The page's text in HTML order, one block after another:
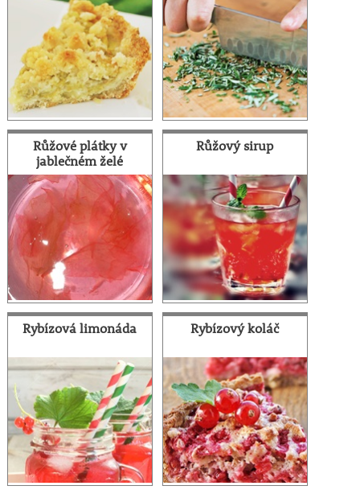
Růžové plátky v
jablečném želé
Růžový sirup
Rybízová limonáda Rybízový koláč